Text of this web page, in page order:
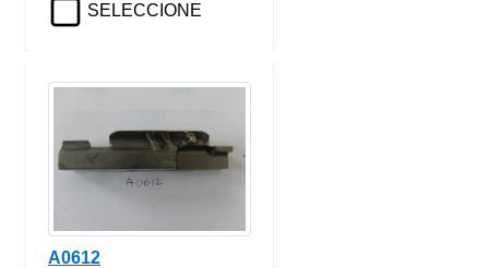
SELECCIONE
A0612